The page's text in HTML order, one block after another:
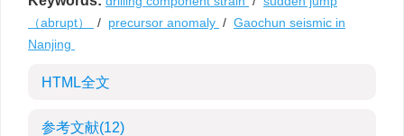
（abrupt）
/ precursor anomaly / Gaochun seismic in
Nanjing
HTML全文
参考文献(12)